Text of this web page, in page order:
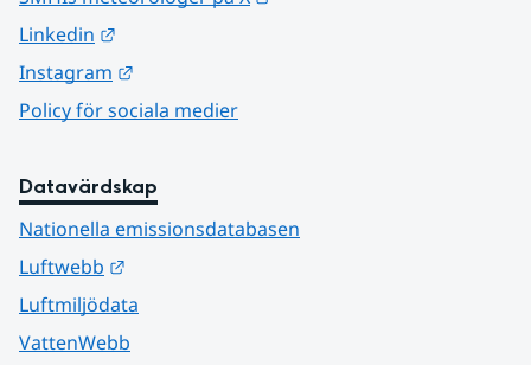
Linkedin
Instagram
Policy för sociala medier
Datavärdskap
Nationella emissionsdatabasen
Luftwebb
Luftmiljödata
VattenWebb